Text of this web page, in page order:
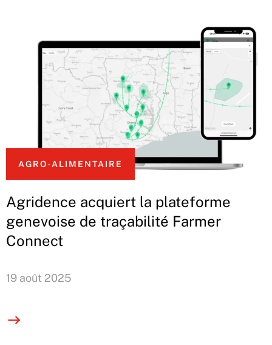
AGRO-ALIMENTAIRE
Agridence acquiert la plateforme
genevoise de traçabilité Farmer
Connect
19 août 2025